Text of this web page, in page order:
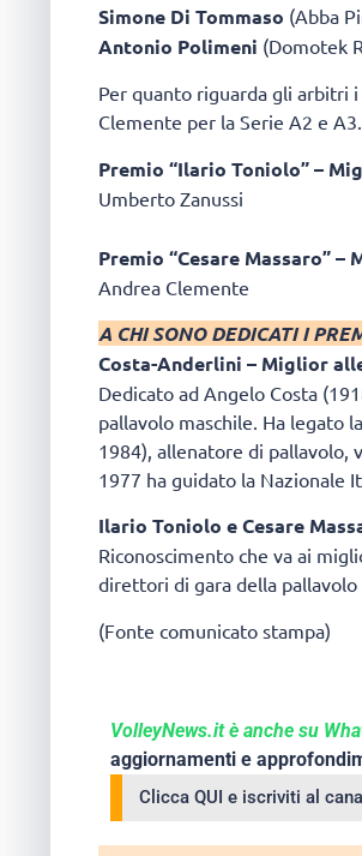
Simone Di Tommaso (Abba
Antonio Polimeni (Domotek
Per quanto riguarda gli arbitri
Clemente per la Serie A2 e A3.
Premio “Ilario Toniolo” –
Umberto Zanussi
Premio “Cesare Massaro”
Andrea Clemente
A CHI SONO DEDICATI I
Costa-Anderlini – Miglior
Dedicato ad Angelo Costa
pallavolo maschile. Ha legato
1984), allenatore di pallavolo,
1977 ha guidato la Nazionale
Ilario Toniolo e Cesare
Riconoscimento che va ai
direttori di gara della pallavolo
(Fonte comunicato stampa)
VolleyNews.it è anche su
aggiornamenti e
Clicca QUI e iscriviti al